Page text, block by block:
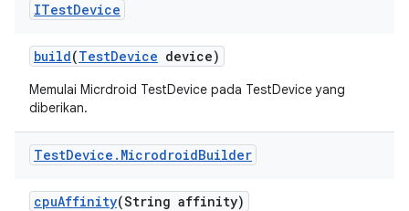
ITestDevice
build(TestDevice device)
Memulai Micrdroid TestDevice pada TestDevice yang
diberikan.
TestDevice . MicrodroidBuilder
cpuAffinity(String affinity)